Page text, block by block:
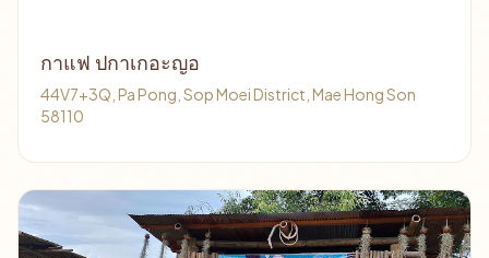
กาแฟ ปกาเกอะญอ
44V7+3Q, Pa Pong, Sop Moei District, Mae Hong Son
58110